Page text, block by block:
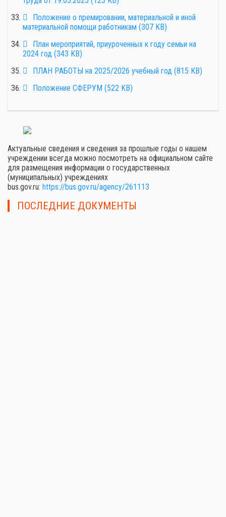
pdf
Положение о премировании, материальной и иной
материальной помощи работникам (307 KB)
pdf
План мероприятий, приуроченных к году семьи на
2024 год (343 KB)
pdf
ПЛАН РАБОТЫ на 2025/2026 учебный год (815 KB)
pdf
Положение СФЕРУМ (522 KB)
Актуальные сведения и сведения за прошлые годы о нашем
учреждении всегда можно посмотреть на официальном сайте
для размещения информации о государственных
(муниципальных) учреждениях
bus.gov.ru: https://bus.gov.ru/agency/261113
ПОСЛЕДНИЕ ДОКУМЕНТЫ